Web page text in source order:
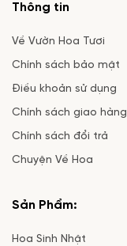
Thông tin
Về Vườn Hoa Tươi
Chính sách bảo mật
Điều khoản sử dụng
Chính sách giao hàng
Chính sách đổi trả
Chuyện Về Hoa
Sản Phẩm:
Hoa Sinh Nhật